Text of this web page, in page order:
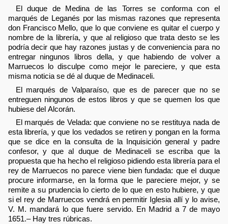
El duque de Medina de las Torres se conforma con el
marqués de Leganés por las mismas razones que representa
don Francisco Mello, que lo que conviene es quitar el cuerpo y
nombre de la librería, y que al religioso que trata desto se les
podría decir que hay razones justas y de conveniencia para no
entregar ningunos libros della, y que habiendo de volver a
Marruecos lo disculpe como mejor le pareciere, y que esta
misma noticia se dé al duque de Medinaceli.
El marqués de Valparaíso, que es de parecer que no se
entreguen ningunos de estos libros y que se quemen los que
hubiese del Alcorán.
El marqués de Velada: que conviene no se restituya nada de
esta librería, y que los vedados se retiren y pongan en la forma
que se dice en la consulta de la Inquisición general y padre
confesor, y que al duque de Medinaceli se escriba que la
propuesta que ha hecho el religioso pidiendo esta librería para el
rey de Marruecos no parece viene bien fundada: que el duque
procure informarse, en la forma que le pareciere mejor, y se
remite a su prudencia lo cierto de lo que en esto hubiere, y que
si el rey de Marruecos vendrá en permitir Iglesia allí y lo avise,
V. M. mandará lo que fuere servido. En Madrid a 7 de mayo
1651.– Hay tres rúbricas.